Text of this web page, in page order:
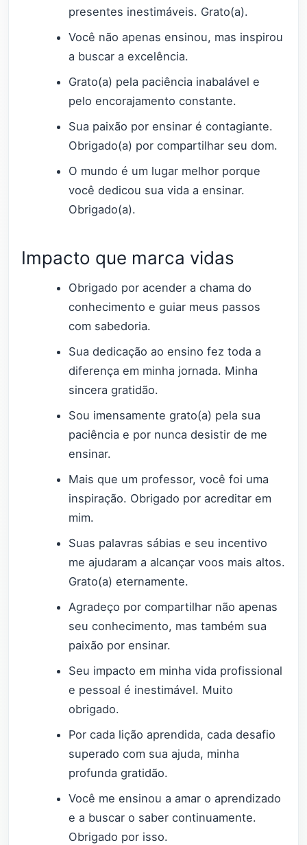
presentes inestimáveis. Grato(a).
Você não apenas ensinou, mas inspirou
a buscar a excelência.
Grato(a) pela paciência inabalável e
pelo encorajamento constante.
Sua paixão por ensinar é contagiante.
Obrigado(a) por compartilhar seu dom.
O mundo é um lugar melhor porque
você dedicou sua vida a ensinar.
Obrigado(a).
Impacto que marca vidas
Obrigado por acender a chama do
conhecimento e guiar meus passos
com sabedoria.
Sua dedicação ao ensino fez toda a
diferença em minha jornada. Minha
sincera gratidão.
Sou imensamente grato(a) pela sua
paciência e por nunca desistir de me
ensinar.
Mais que um professor, você foi uma
inspiração. Obrigado por acreditar em
mim.
Suas palavras sábias e seu incentivo
me ajudaram a alcançar voos mais altos.
Grato(a) eternamente.
Agradeço por compartilhar não apenas
seu conhecimento, mas também sua
paixão por ensinar.
Seu impacto em minha vida profissional
e pessoal é inestimável. Muito
obrigado.
Por cada lição aprendida, cada desafio
superado com sua ajuda, minha
profunda gratidão.
Você me ensinou a amar o aprendizado
e a buscar o saber continuamente.
Obrigado por isso.